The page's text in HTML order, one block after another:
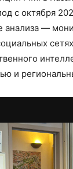
с октября
анализа —
и